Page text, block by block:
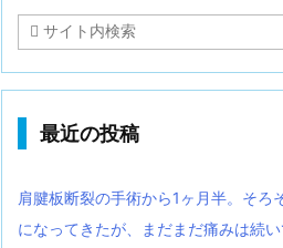
最近の投稿
肩腱板断裂の手術から1ヶ月半。そろ
になってきたが、まだまだ痛みは続い